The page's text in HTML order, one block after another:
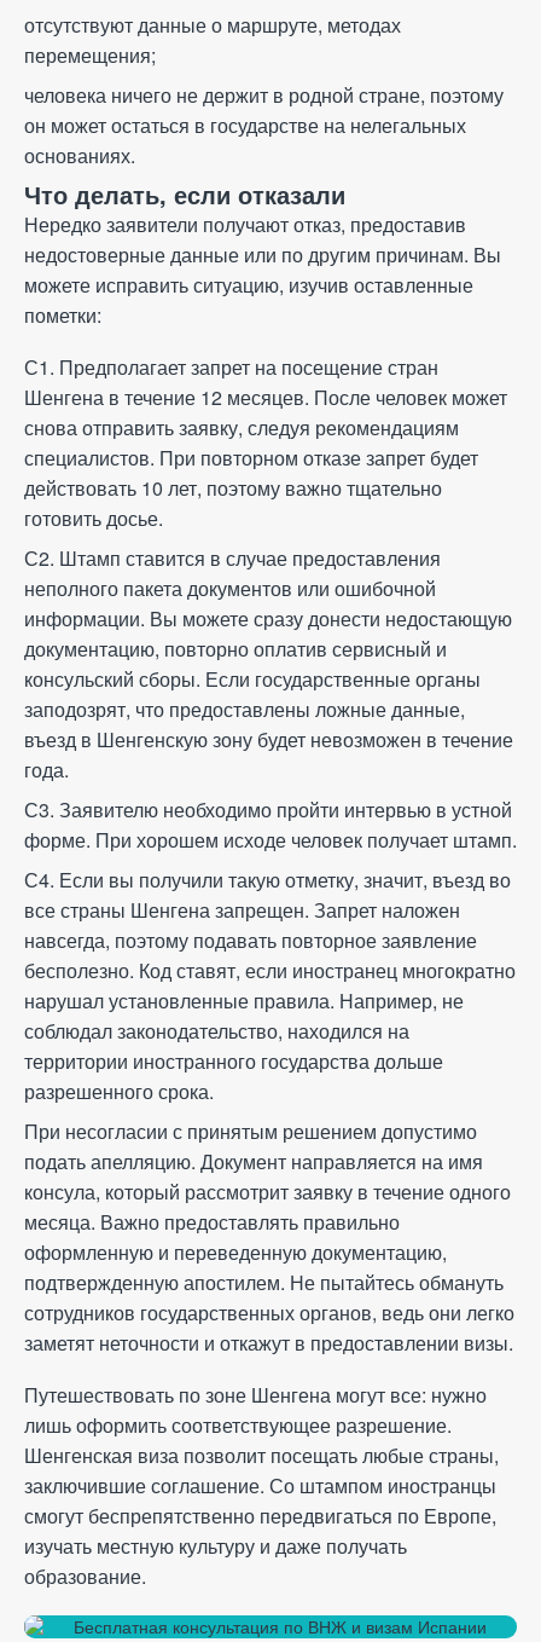
отсутствуют данные о маршруте, методах
перемещения;
человека ничего не держит в родной стране, поэтому
он может остаться в государстве на нелегальных
основаниях.
Что делать, если отказали
Нередко заявители получают отказ, предоставив
недостоверные данные или по другим причинам. Вы
можете исправить ситуацию, изучив оставленные
пометки:
С1. Предполагает запрет на посещение стран
Шенгена в течение 12 месяцев. После человек может
снова отправить заявку, следуя рекомендациям
специалистов. При повторном отказе запрет будет
действовать 10 лет, поэтому важно тщательно
готовить досье.
С2. Штамп ставится в случае предоставления
неполного пакета документов или ошибочной
информации. Вы можете сразу донести недостающую
документацию, повторно оплатив сервисный и
консульский сборы. Если государственные органы
заподозрят, что предоставлены ложные данные,
въезд в Шенгенскую зону будет невозможен в течение
года.
С3. Заявителю необходимо пройти интервью в устной
форме. При хорошем исходе человек получает штамп.
С4. Если вы получили такую отметку, значит, въезд во
все страны Шенгена запрещен. Запрет наложен
навсегда, поэтому подавать повторное заявление
бесполезно. Код ставят, если иностранец многократно
нарушал установленные правила. Например, не
соблюдал законодательство, находился на
территории иностранного государства дольше
разрешенного срока.
При несогласии с принятым решением допустимо
подать апелляцию. Документ направляется на имя
консула, который рассмотрит заявку в течение одного
месяца. Важно предоставлять правильно
оформленную и переведенную документацию,
подтвержденную апостилем. Не пытайтесь обмануть
сотрудников государственных органов, ведь они легко
заметят неточности и откажут в предоставлении визы.
Путешествовать по зоне Шенгена могут все: нужно
лишь оформить соответствующее разрешение.
Шенгенская виза позволит посещать любые страны,
заключившие соглашение. Со штампом иностранцы
смогут беспрепятственно передвигаться по Европе,
изучать местную культуру и даже получать
образование.